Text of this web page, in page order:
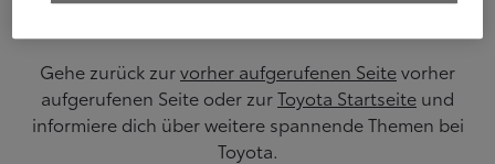
Gehe zurück zurvorher aufgerufenen Seitevorher
aufgerufenen Seite oder zurToyota Startseite und
informiere dich über weitere spannende Themen bei
Toyota.